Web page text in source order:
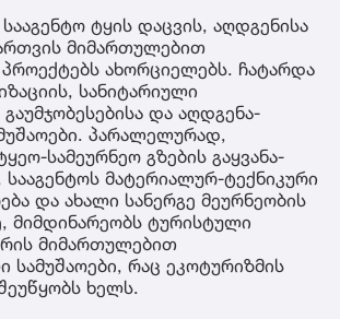
ტყის დაცვის, აღდგენისა
მიმართულებით
ახორციელებს. ჩატარდა
სანიტარიული
და აღდგენა-
პარალელურად,
სამეურნეო გზების გაყვანა-
მატერიალურ-ტექნიკური
და ახალი სანერგე მეურნეობის
მიმდინარეობს ტურისტული
მიმართულებით
სამუშაოები, რაც ეკოტურიზმის
ხელს.